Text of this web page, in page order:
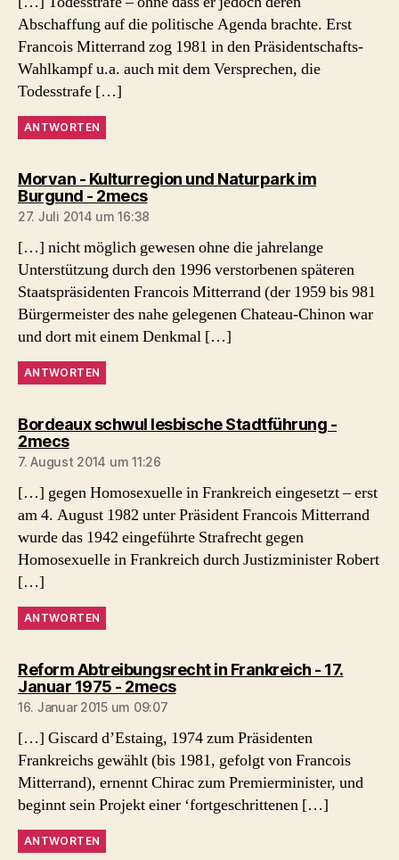
Abschaffung auf die politische Agenda brachte. Erst
Francois Mitterrand zog 1981 in den Präsidentschafts-
Wahlkampf u.a. auch mit dem Versprechen, die
Todesstrafe […]
ANTWORTEN
Morvan - Kulturregion und Naturpark im
Burgund - 2mecssagt:
27. Juli 2014 um 16:38
[…] nicht möglich gewesen ohne die jahrelange
Unterstützung durch den 1996 verstorbenen späteren
Staatspräsidenten Francois Mitterrand (der 1959 bis 981
Bürgermeister des nahe gelegenen Chateau-Chinon war
und dort mit einem Denkmal […]
ANTWORTEN
Bordeaux schwul lesbische Stadtführung -
2mecssagt:
7. August 2014 um 11:26
[…] gegen Homosexuelle in Frankreich eingesetzt – erst
am 4. August 1982 unter Präsident Francois Mitterrand
wurde das 1942 eingeführte Strafrecht gegen
Homosexuelle in Frankreich durch Justizminister Robert
[…]
ANTWORTEN
Reform Abtreibungsrecht in Frankreich - 17.
Januar 1975 - 2mecssagt:
16. Januar 2015 um 09:07
[…] Giscard d’Estaing, 1974 zum Präsidenten
Frankreichs gewählt (bis 1981, gefolgt von Francois
Mitterrand), ernennt Chirac zum Premierminister, und
beginnt sein Projekt einer ‘fortgeschrittenen […]
ANTWORTEN